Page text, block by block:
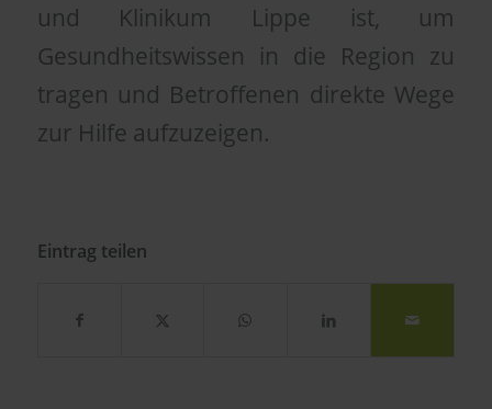
und Klinikum Lippe ist, um
Gesundheitswissen in die Region zu
tragen und Betroffenen direkte Wege
zur Hilfe aufzuzeigen.
Eintrag teilen